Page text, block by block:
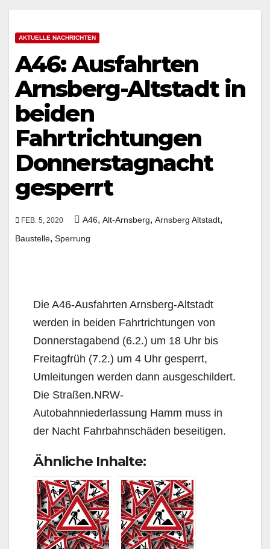
AKTUELLE NACHRICHTEN
A46: Ausfahrten
Arnsberg-Altstadt in
beiden
Fahrtrichtungen
Donnerstagnacht
gesperrt
FEB. 5, 2020 A46, Alt-Arnsberg, Arnsberg Altstadt,
Baustelle, Sperrung
Die A46-Ausfahrten Arnsberg-Altstadt
werden in beiden Fahrtrichtungen von
Donnerstagabend (6.2.) um 18 Uhr bis
Freitagfrüh (7.2.) um 4 Uhr gesperrt,
Umleitungen werden dann ausgeschildert.
Die Straßen.NRW-
Autobahnniederlassung Hamm muss in
der Nacht Fahrbahnschäden beseitigen.
Ähnliche Inhalte: